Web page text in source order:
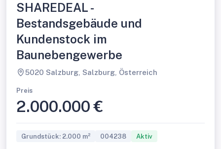
SHAREDEAL -
Bestandsgebäude und
Kundenstock im
Baunebengewerbe
5020 Salzburg, Salzburg, Österreich
Preis
2.000.000 €
Grundstück: 2.000 m² 004238 Aktiv